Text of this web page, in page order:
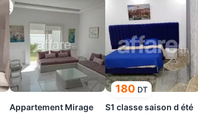
Appartement Mirage
180 DT
S1 classe saison d été